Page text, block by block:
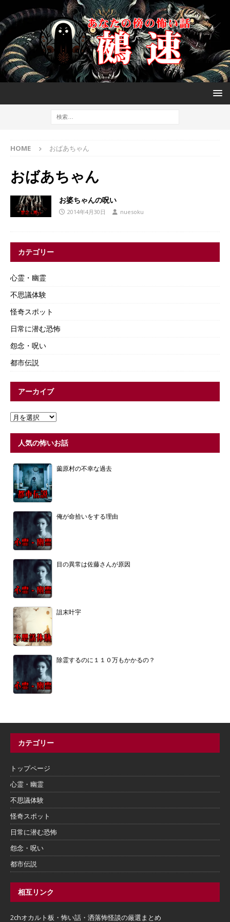
HOME おばあちゃん
おばあちゃん
お婆ちゃんの呪い
2014年4月30日 nuesoku
カテゴリー
心霊・幽霊
不思議体験
怪奇スポット
日常に潜む恐怖
怨念・呪い
都市伝説
アーカイブ
人気の怖いお話
薗原村の不幸な過去
俺が命拾いをする理由
目の異常は佐藤さんが原因
詛末叶宇
除霊するのに１１０万もかかるの？
カテゴリー
トップページ
心霊・幽霊
不思議体験
怪奇スポット
日常に潜む恐怖
怨念・呪い
都市伝説
相互リンク
2chオカルト板・怖い話・洒落怖怪談の厳選まとめ